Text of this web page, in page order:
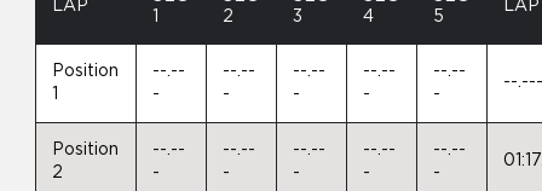
LAP
2
3
4
5
Position
--.--
-
--.--
-
--.--
-
--.--
-
--.--
-
--
Position
2
--.--
-
--.--
-
--.--
-
--.--
-
--.--
-